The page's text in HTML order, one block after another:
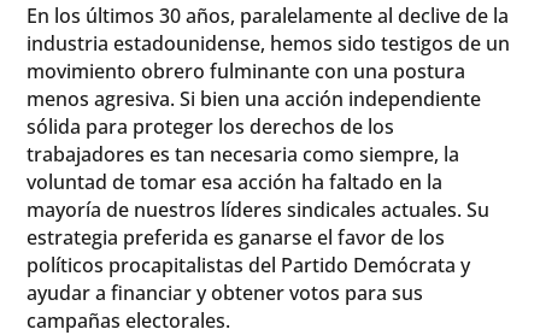
En los últimos 30 años, paralelamente al declive de la
industria estadounidense, hemos sido testigos de un
movimiento obrero fulminante con una postura
menos agresiva. Si bien una acción independiente
sólida para proteger los derechos de los
trabajadores es tan necesaria como siempre, la
voluntad de tomar esa acción ha faltado en la
mayoría de nuestros líderes sindicales actuales. Su
estrategia preferida es ganarse el favor de los
políticos procapitalistas del Partido Demócrata y
ayudar a financiar y obtener votos para sus
campañas electorales.